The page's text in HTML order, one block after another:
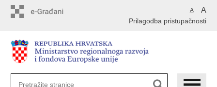
A A
Prilagodba pristupačnosti